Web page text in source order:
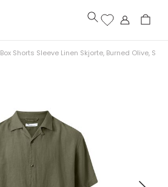
Box Shorts Sleeve Linen Skjorte, Burned Olive, S